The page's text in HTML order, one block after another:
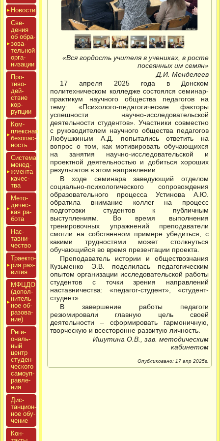
Новос­ти
Све­
дения
об об­ра­
зова­
тель­ной
ор­га­
низа­ции
Про­
тиво­
дей­
ствие
кор­
рупции
Ком­
плексная
бе­зопас­
ность
Сис­те­ма
ме­нед­
жмен­та
ка­чес­
тва
Мето­
дичес­
кая ра­
бота
Нас­
тавни­
чес­тво
Тра­ек­то­
рия раз­
ви­тия
МФЦДО
(до­пол­
ни­тель­
ное об­
ра­зова­
ние)
Реги­
ональ­
ный
центр
сту­ден­
ческо­го
са­мо­уп­
равле­
ния
Дис­
танци­он­
ное обу­
чение
Кон­
«Вся гордость учителя в учениках, в росте
посеянных им семян»
Д.И. Менделеев
17 апреля 2025 года в Донском
политехническом колледже состоялся семинар-
практикум научного общества педагогов на
тему: «Психолого-педагогические факторы
успешности научно-исследовательской
деятельности студентов». Участники совместно
с руководителем научного общества педагогов
Любушкиным А.Д. попытались ответить на
вопрос о том, как мотивировать обучающихся
на занятия научно-исследовательской и
проектной деятельностью и добиться хороших
результатов в этом направлении.
В ходе семинара заведующий отделом
социально-психологического сопровождения
образовательного процесса Устинова А.Ю.
обратила внимание коллег на процесс
подготовки студентов к публичным
выступлениям. Во время выполнения
тренировочных упражнений преподаватели
смогли на собственном примере убедиться, с
какими трудностями может столкнуться
обучающийся во время презентации проекта.
Преподаватель истории и обществознания
Кузьменко Э.В. поделилась педагогическим
опытом организации исследовательской работы
студентов с точки зрения направлений
наставничества: «педагог-студент», «студент-
студент».
В завершение работы педагоги
резюмировали главную цель своей
деятельности – сформировать гармоничную,
творческую и всесторонне развитую личность.
Ишутина О.В., зав. методическим
кабинетом
Опубликовано: 17 апр 2025г.